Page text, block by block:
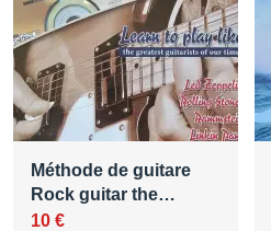
Méthode de guitare
Rock guitar the…
10 €